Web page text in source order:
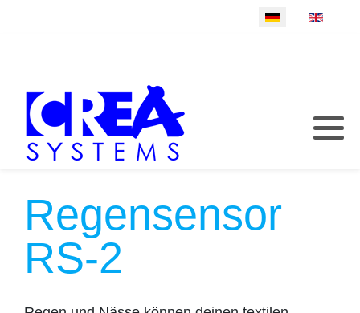
Sprache auswählen
Regensensor
RS-2